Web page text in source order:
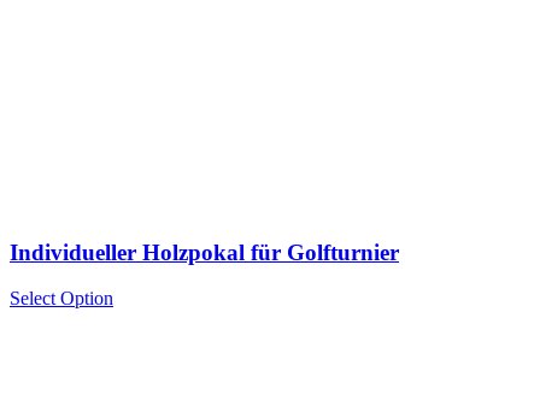
Individueller Holzpokal für Golfturnier
Select Option